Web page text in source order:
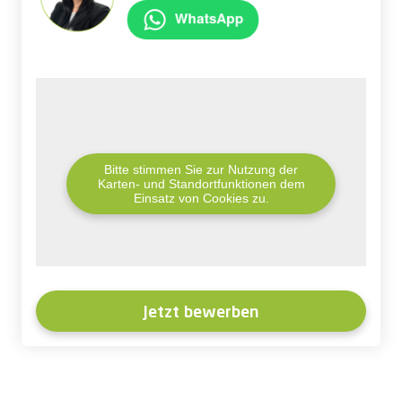
Bitte stimmen Sie zur Nutzung der
Karten- und Standortfunktionen dem
Einsatz von Cookies zu.
Jetzt bewerben